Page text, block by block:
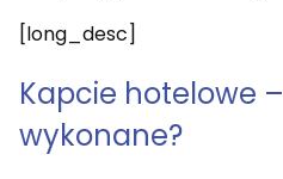
[long_desc]
Kapcie hotelowe
wykonane?